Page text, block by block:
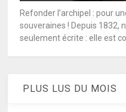
Refonder l’archipel : pour
souveraines ! Depuis 1832,
seulement écrite : elle est
PLUS LUS DU MOIS